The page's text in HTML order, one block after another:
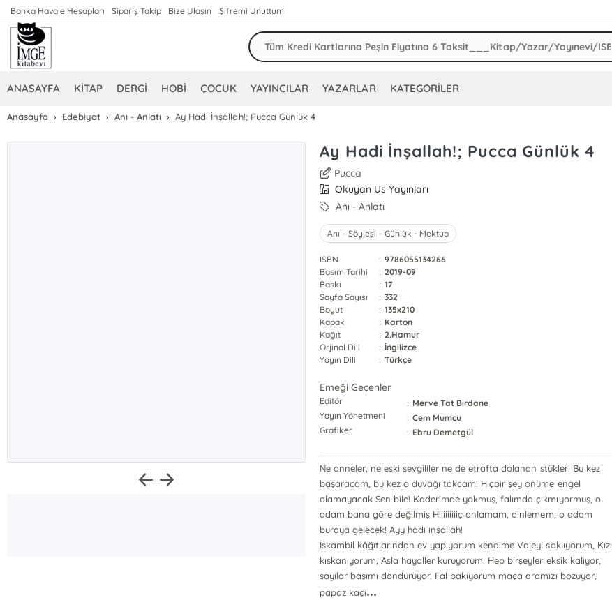
Banka Havale Hesapları Sipariş Takip Bize Ulaşın Şifremi Unuttum
ANASAYFA KİTAP DERGİ HOBİ ÇOCUK YAYINCILAR YAZARLAR KATEGORİLER
Anasayfa Edebiyat Anı - Anlatı Ay Hadi İnşallah!; Pucca Günlük 4
Ay Hadi İnşallah!; Pucca Günlük 4
Pucca
Okuyan Us Yayınları
Anı - Anlatı
Anı – Söyleşi – Günlük - Mektup
ISBN : 9786055134266
Basım Tarihi
: 2019-09
Baskı
: 17
Sayfa Sayısı
: 332
Boyut
: 135x210
Kapak
: Karton
Kağıt
: 2.Hamur
Orjinal Dili
: İngilizce
Yayın Dili
: Türkçe
Emeği Geçenler
Editör : Merve Tat Birdane
Yayın Yönetmeni
: Cem Mumcu
Grafiker
: Ebru Demetgül
Ne anneler, ne eski sevgililer ne de etrafta dolanan stükler! Bu kez
başaracam, bu kez o duvağı takcam! Hiçbir şey önüme engel
olamayacak Sen bile! Kaderimde yokmuş, falımda çıkmıyormuş, o
adam bana göre değilmiş Hiiiiiiiiiç anlamam, dinlemem, o adam
buraya gelecek! Ayy hadi inşallah!
İskambil kâğıtlarından ev yapıyorum kendime Valeyi saklıyorum, Kızı
kıskanıyorum, Asla hayaller kuruyorum. Hep birşeyler eksik kalıyor,
sayılar başımı döndürüyor. Fal bakıyorum maça aramızı bozuyor,
papaz kaçı...